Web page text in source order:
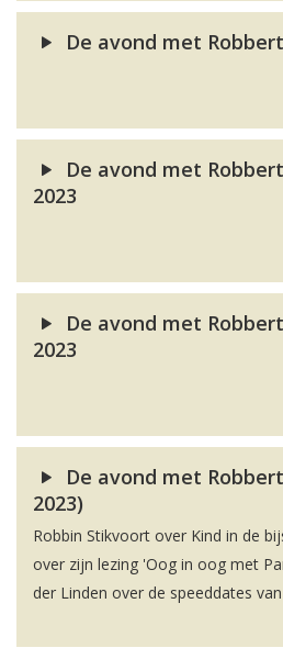
De avond met
De avond met
2023
De avond met
2023
De avond met
2023)
Robbin Stikvoort over Kind in de
over zijn lezing 'Oog in oog met
der Linden over de speeddates